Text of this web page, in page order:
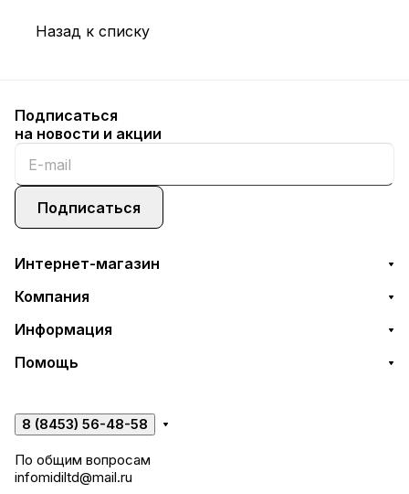
Назад к списку
Подписаться
на новости и акции
Подписаться
Интернет-магазин
Компания
Информация
Помощь
8 (8453) 56-48-58
По общим вопросам
infomidiltd@mail.ru